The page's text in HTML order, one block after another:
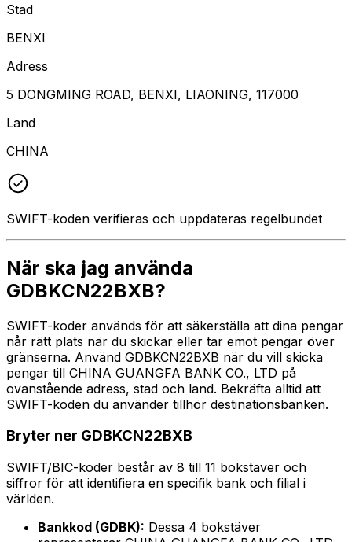
Stad
BENXI
Adress
5 DONGMING ROAD, BENXI, LIAONING, 117000
Land
CHINA
SWIFT-koden verifieras och uppdateras regelbundet
När ska jag använda
GDBKCN22BXB?
SWIFT-koder används för att säkerställa att dina pengar
når rätt plats när du skickar eller tar emot pengar över
gränserna. Använd GDBKCN22BXB när du vill skicka
pengar till CHINA GUANGFA BANK CO., LTD på
ovanstående adress, stad och land. Bekräfta alltid att
SWIFT-koden du använder tillhör destinationsbanken.
Bryter ner GDBKCN22BXB
SWIFT/BIC-koder består av 8 till 11 bokstäver och
siffror för att identifiera en specifik bank och filial i
världen.
Bankkod (GDBK): Dessa 4 bokstäver